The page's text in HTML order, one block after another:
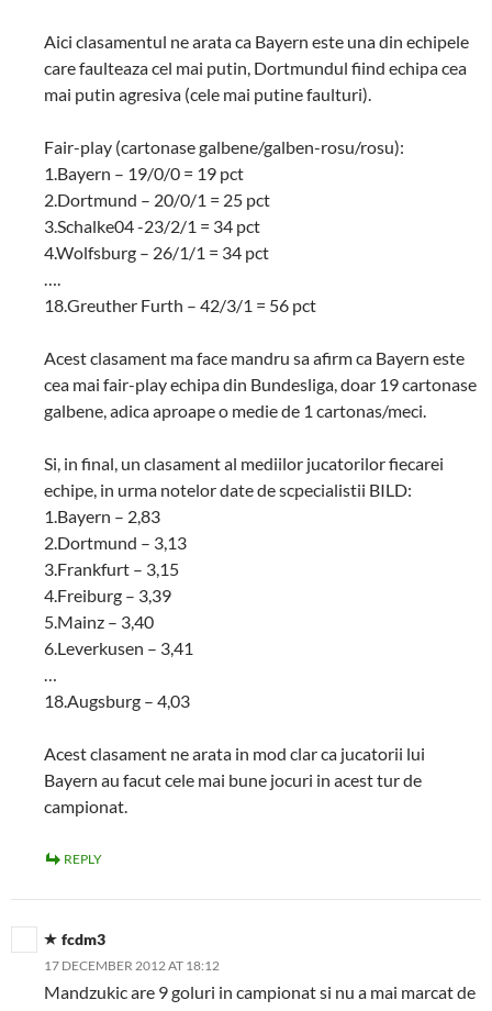
Aici clasamentul ne arata ca Bayern este una din echipele
care faulteaza cel mai putin, Dortmundul fiind echipa cea
mai putin agresiva (cele mai putine faulturi).
Fair-play (cartonase galbene/galben-rosu/rosu):
1.Bayern – 19/0/0 = 19 pct
2.Dortmund – 20/0/1 = 25 pct
3.Schalke04 -23/2/1 = 34 pct
4.Wolfsburg – 26/1/1 = 34 pct
….
18.Greuther Furth – 42/3/1 = 56 pct
Acest clasament ma face mandru sa afirm ca Bayern este
cea mai fair-play echipa din Bundesliga, doar 19 cartonase
galbene, adica aproape o medie de 1 cartonas/meci.
Si, in final, un clasament al mediilor jucatorilor fiecarei
echipe, in urma notelor date de scpecialistii BILD:
1.Bayern – 2,83
2.Dortmund – 3,13
3.Frankfurt – 3,15
4.Freiburg – 3,39
5.Mainz – 3,40
6.Leverkusen – 3,41
…
18.Augsburg – 4,03
Acest clasament ne arata in mod clar ca jucatorii lui
Bayern au facut cele mai bune jocuri in acest tur de
campionat.
REPLY
fcdm3
17 DECEMBER 2012 AT 18:12
Mandzukic are 9 goluri in campionat si nu a mai marcat de